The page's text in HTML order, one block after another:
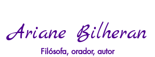
Ariane Bilheran
Filósofa, orador, autor